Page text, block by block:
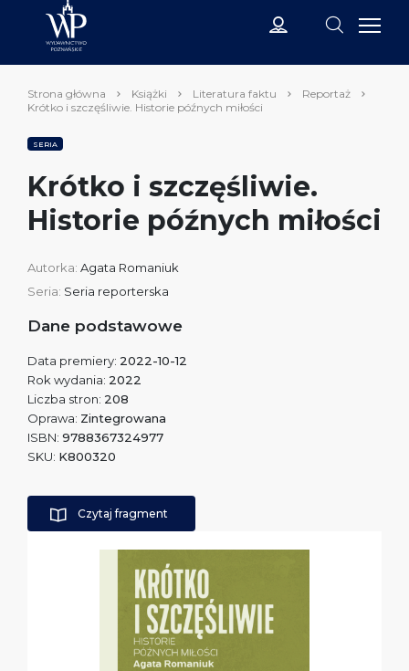
Strona główna Książki Literatura faktu
Reportaż
Krótko i szczęśliwie. Historie późnych miłości
SERIA
Krótko i szczęśliwie.
Historie późnych miłości
Autorka: Agata Romaniuk
Seria: Seria reporterska
Dane podstawowe
Data premiery: 2022-10-12
Rok wydania: 2022
Liczba stron: 208
Oprawa: Zintegrowana
ISBN: 9788367324977
SKU: K800320
Czytaj fragment